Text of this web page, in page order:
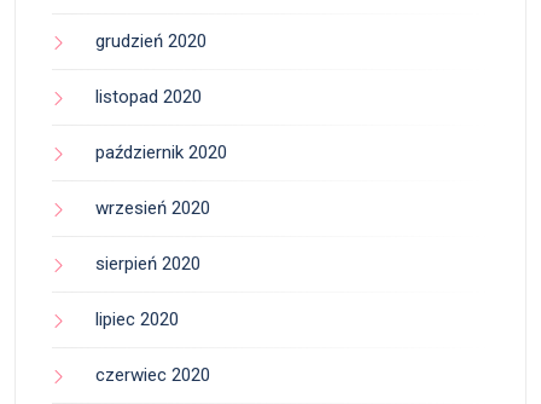
grudzień 2020
listopad 2020
październik 2020
wrzesień 2020
sierpień 2020
lipiec 2020
czerwiec 2020